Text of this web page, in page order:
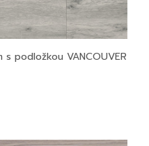
s podložkou VANCOUVER